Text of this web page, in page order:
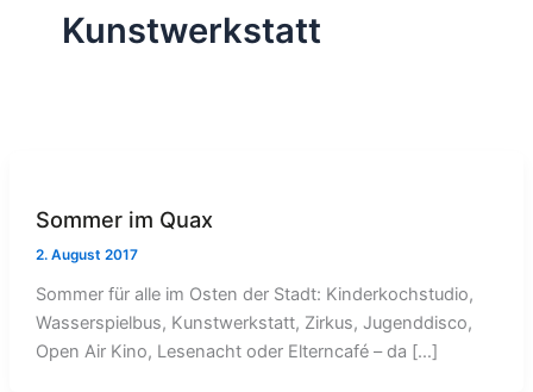
Kunstwerkstatt
Sommer im Quax
2. August 2017
Sommer für alle im Osten der Stadt: Kinderkochstudio,
Wasserspielbus, Kunstwerkstatt, Zirkus, Jugenddisco,
Open Air Kino, Lesenacht oder Elterncafé – da […]